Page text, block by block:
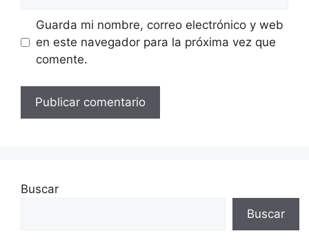
Guarda mi nombre, correo electrónico y web
en este navegador para la próxima vez que
comente.
Buscar
Buscar